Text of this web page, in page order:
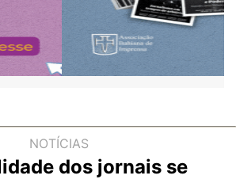
NOTÍCIAS
dos jornais se